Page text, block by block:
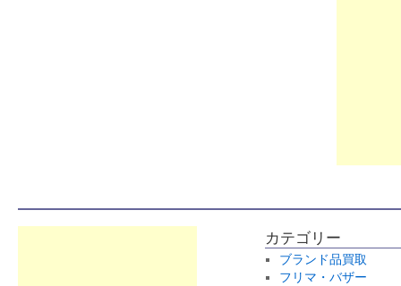
カテゴリー
ブランド品買取
フリマ・バザー